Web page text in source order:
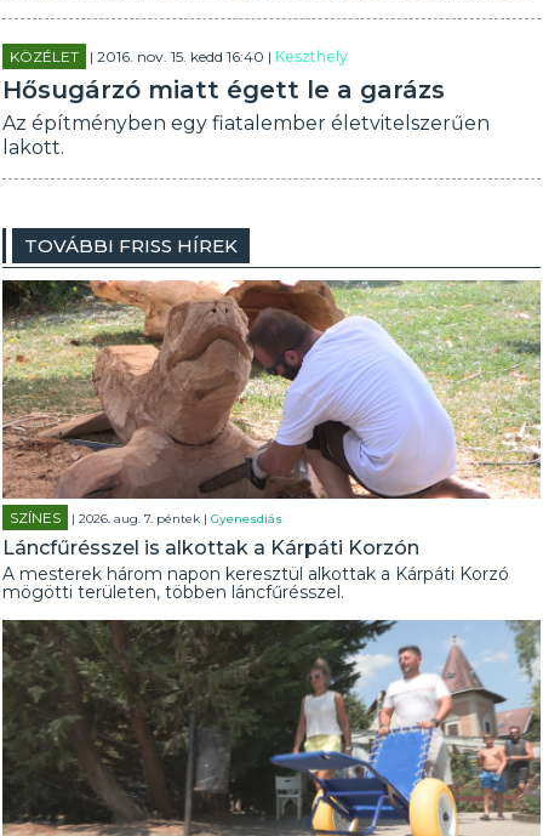
KÖZÉLET | 2016. nov. 15. kedd 16:40 |Keszthely
Hősugárzó miatt égett le a garázs
Az építményben egy fiatalember életvitelszerűen
lakott.
TOVÁBBI FRISS HÍREK
SZÍNES | 2026. aug. 7. péntek |Gyenesdiás
Láncfűrésszel is alkottak a Kárpáti Korzón
A mesterek három napon keresztül alkottak a Kárpáti Korzó
mögötti területen, többen láncfűrésszel.